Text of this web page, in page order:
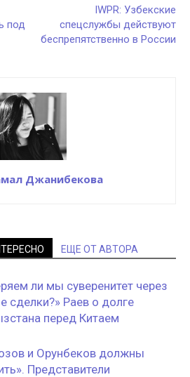
под
IWPR: Узбекские
спецслужбы действуют
беспрепятственно в России
Джанибекова
ЕЩЕ ОТ АВТОРА
ли мы суверенитет через
сделки?» Раев о долге
перед Китаем
и Орунбеков должны
Представители